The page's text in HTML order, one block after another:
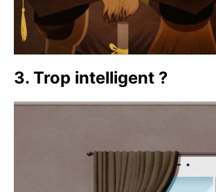
3. Trop intelligent ?